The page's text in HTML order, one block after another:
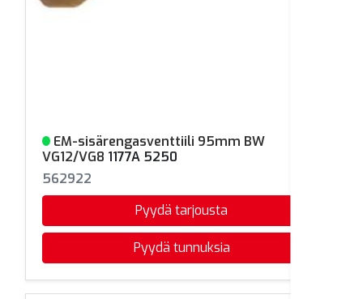
Varastossa
EM-sisärengasventtiili 95mm BW
VG12/VG8 1177A 5250
562922
Pyydä tarjousta
Pyydä tunnuksia